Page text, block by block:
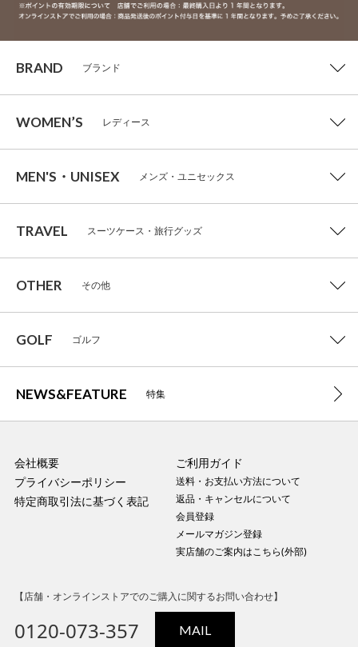
BRAND ブランド
WOMEN’S レディース
MEN'S・UNISEX メンズ・ユニセックス
TRAVEL スーツケース・旅行グッズ
OTHER その他
GOLF ゴルフ
NEWS&FEATURE 特集
会社概要
プライバシーポリシー
特定商取引法に基づく表記
ご利用ガイド
送料・お支払い方法について
返品・キャンセルについて
会員登録
メールマガジン登録
実店舗のご案内はこちら(外部)
【店舗・オンラインストアでのご購入に関するお問い合わせ】
0120-073-357 MAIL